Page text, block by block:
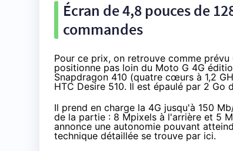
Écran de 4,8 pouces de
commandes
Pour ce prix, on retrouve comme
positionne pas loin du Moto G 4G
Snapdragon 410 (quatre cœurs à 1,2
HTC Desire 510. Il est épaulé par 2 Go
Il prend en charge la 4G jusqu'à 150
de la partie : 8 Mpixels à l'arrière et 5
annonce une autonomie pouvant
technique détaillée se trouve par ici.